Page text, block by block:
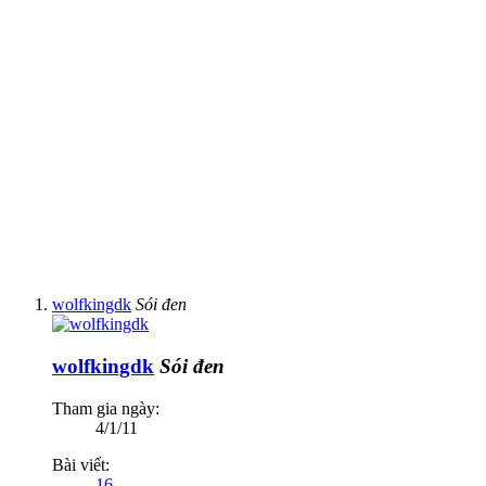
wolfkingdk Sói đen
wolfkingdk Sói đen
Tham gia ngày:
4/1/11
Bài viết: